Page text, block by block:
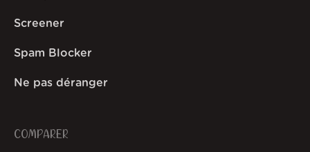
Screener
Spam Blocker
Ne pas déranger
COMPARER